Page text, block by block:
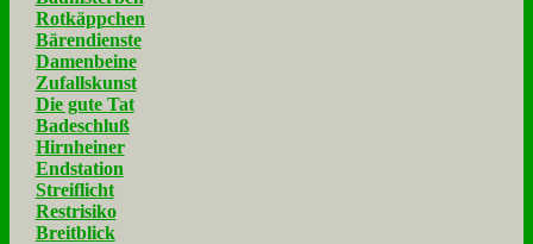
Rotkäppchen
Bärendienste
Damenbeine
Zufallskunst
Die gute Tat
Badeschluß
Hirnheiner
Endstation
Streiflicht
Restrisiko
Breitblick